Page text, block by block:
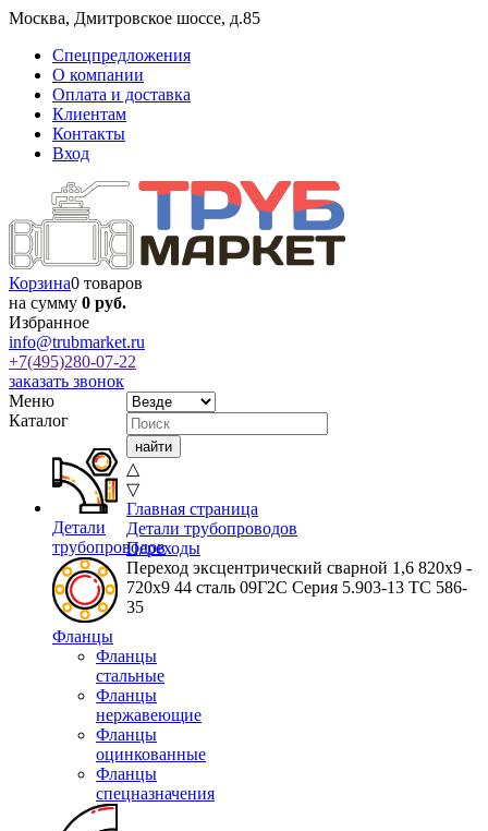
Москва, Дмитровское шоссе, д.85
Спецпредложения
О компании
Оплата и доставка
Клиентам
Контакты
Вход
Корзина0 товаров
на сумму 0 руб.
Избранное
info@trubmarket.ru
+7(495)280-07-22
заказать звонок
Меню
Каталог
Детали
трубопроводов
Фланцы
Фланцы
стальные
Фланцы
нержавеющие
Фланцы
оцинкованные
Фланцы
спецназначения
△
▽
Главная страница
Детали трубопроводов
Переходы
Переход эксцентрический сварной 1,6 820х9 -
720х9 44 сталь 09Г2С Серия 5.903-13 ТС 586-
35